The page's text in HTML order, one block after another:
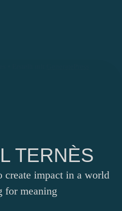
TERNÈS
create impact in a world
for meaning